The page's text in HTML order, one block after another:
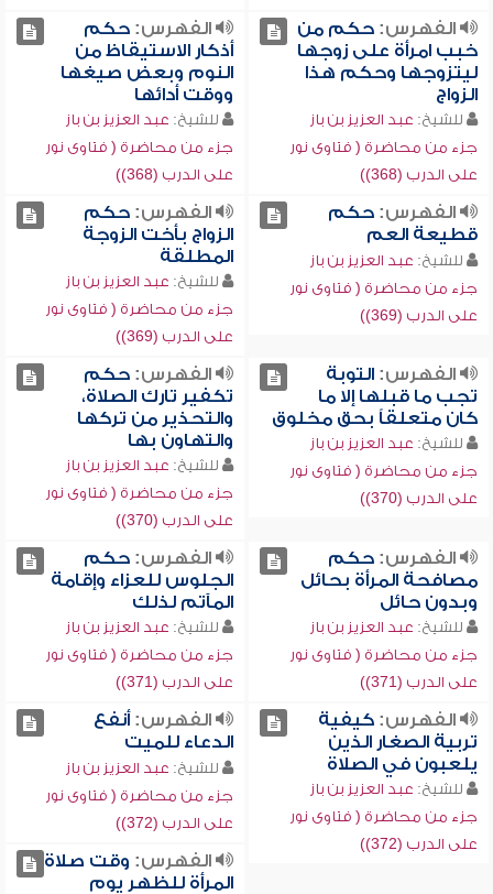
الفهرس:حكم من
خبب امرأة على زوجها
ليتزوجها وحكم هذا
الزواج
للشيخ: عبد العزيز بن باز
جزء من محاضرة ( فتاوى نور
على الدرب (368))
الفهرس:حكم
أذكار الاستيقاظ من
النوم وبعض صيغها
ووقت أدائها
للشيخ: عبد العزيز بن باز
جزء من محاضرة ( فتاوى نور
على الدرب (368))
الفهرس:حكم
قطيعة العم
للشيخ: عبد العزيز بن باز
جزء من محاضرة ( فتاوى نور
على الدرب (369))
الفهرس:حكم
الزواج بأخت الزوجة
المطلقة
للشيخ: عبد العزيز بن باز
جزء من محاضرة ( فتاوى نور
على الدرب (369))
الفهرس:التوبة
تجب ما قبلها إلا ما
كان متعلقاً بحق مخلوق
للشيخ: عبد العزيز بن باز
جزء من محاضرة ( فتاوى نور
على الدرب (370))
الفهرس:حكم
تكفير تارك الصلاة،
والتحذير من تركها
والتهاون بها
للشيخ: عبد العزيز بن باز
جزء من محاضرة ( فتاوى نور
على الدرب (370))
الفهرس:حكم
مصافحة المرأة بحائل
وبدون حائل
للشيخ: عبد العزيز بن باز
جزء من محاضرة ( فتاوى نور
على الدرب (371))
الفهرس:حكم
الجلوس للعزاء وإقامة
المآتم لذلك
للشيخ: عبد العزيز بن باز
جزء من محاضرة ( فتاوى نور
على الدرب (371))
الفهرس:كيفية
تربية الصغار الذين
يلعبون في الصلاة
للشيخ: عبد العزيز بن باز
جزء من محاضرة ( فتاوى نور
على الدرب (372))
الفهرس:أنفع
الدعاء للميت
للشيخ: عبد العزيز بن باز
جزء من محاضرة ( فتاوى نور
على الدرب (372))
الفهرس: وقت صلاة
المرأة للظهر يوم